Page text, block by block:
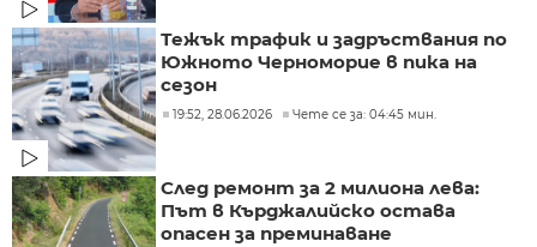
Тежък трафик и задръствания по
Южното Черноморие в пика на
сезон
19:52, 28.06.2026 Чете се за: 04:45 мин.
След ремонт за 2 милиона лева:
Път в Кърджалийско остава
опасен за преминаване